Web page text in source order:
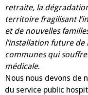
retraite, la
territoire fragilisant
et de nouvelles
l’installation future de
communes qui
médicale.
Nous nous devons de
du service public